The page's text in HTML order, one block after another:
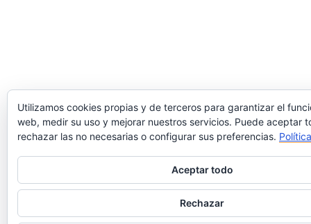
Utilizamos cookies propias y de terceros para garantizar el
web, medir su uso y mejorar nuestros servicios. Puede aceptar
rechazar las no necesarias o configurar sus preferencias.
Aceptar todo
Rechazar